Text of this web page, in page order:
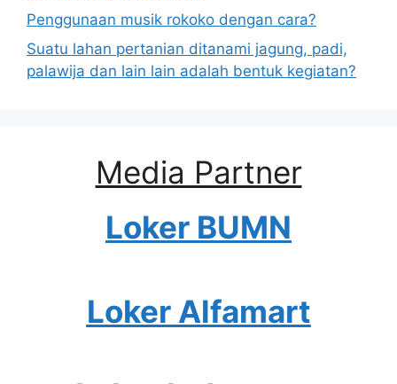
Penggunaan musik rokoko dengan cara?
Suatu lahan pertanian ditanami jagung, padi,
palawija dan lain lain adalah bentuk kegiatan?
Media Partner
Loker BUMN
Loker Alfamart